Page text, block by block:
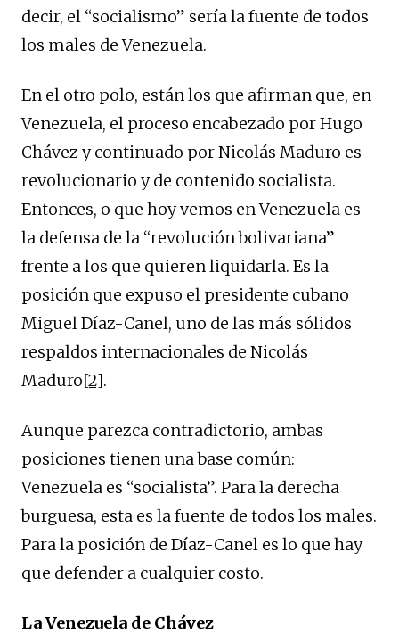
decir, el “socialismo” sería la fuente de todos
los males de Venezuela.
En el otro polo, están los que afirman que, en
Venezuela, el proceso encabezado por Hugo
Chávez y continuado por Nicolás Maduro es
revolucionario y de contenido socialista.
Entonces, o que hoy vemos en Venezuela es
la defensa de la “revolución bolivariana”
frente a los que quieren liquidarla. Es la
posición que expuso el presidente cubano
Miguel Díaz-Canel, uno de las más sólidos
respaldos internacionales de Nicolás
Maduro[2].
Aunque parezca contradictorio, ambas
posiciones tienen una base común:
Venezuela es “socialista”. Para la derecha
burguesa, esta es la fuente de todos los males.
Para la posición de Díaz-Canel es lo que hay
que defender a cualquier costo.
La Venezuela de Chávez